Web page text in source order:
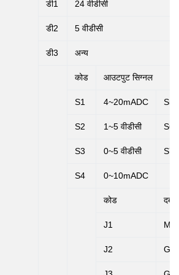
डी1 24 वीडीसी
डी2 5 वीडीसी
डी3 अन्य
कोड आउटपुट सिग्नल
S1 4~20mADC S5
S2 1~5 वीडीसी S6
S3 0~5 वीडीसी S7
S4 0~10mADC
कोड
J1
J2